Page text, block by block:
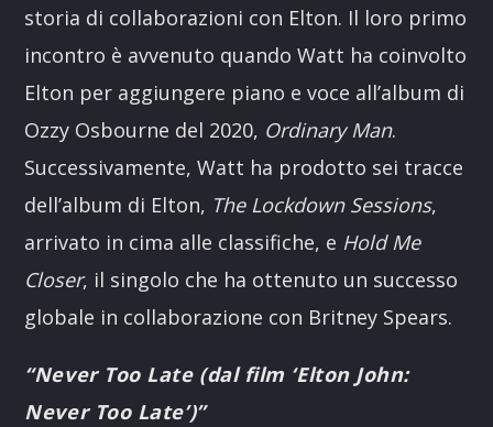
storia di collaborazioni con Elton. Il loro primo
incontro è avvenuto quando Watt ha coinvolto
Elton per aggiungere piano e voce all’album di
Ozzy Osbourne del 2020, Ordinary Man.
Successivamente, Watt ha prodotto sei tracce
dell’album di Elton, The Lockdown Sessions,
arrivato in cima alle classifiche, e Hold Me
Closer, il singolo che ha ottenuto un successo
globale in collaborazione con Britney Spears.
“Never Too Late (dal film ‘Elton John:
Never Too Late’)”